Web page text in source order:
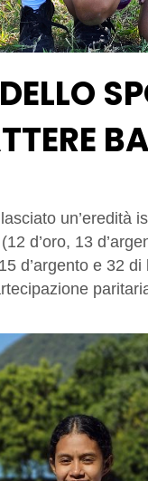
un’eredità
d’oro, 13
d’argento e 32